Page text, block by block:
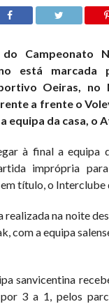
Campeonato
está
Oeiras, no
a frente o
a equipa da casa, o
à final a equipa
imprópria
título, o Interclube
realizada na noite
com a equipa
sanvicentina
3 a 1, pelos